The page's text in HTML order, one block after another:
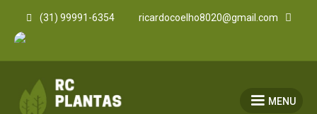
 (31) 99991-6354 ricardocoelho8020@gmail.com 
MENU